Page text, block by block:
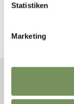
Statistiken
Marketing
Plan nu